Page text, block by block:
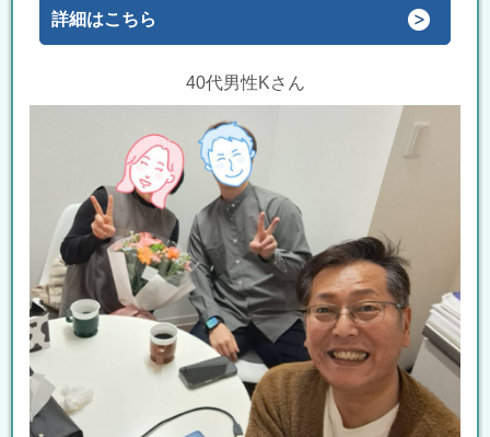
詳細はこちら
40代男性Kさん